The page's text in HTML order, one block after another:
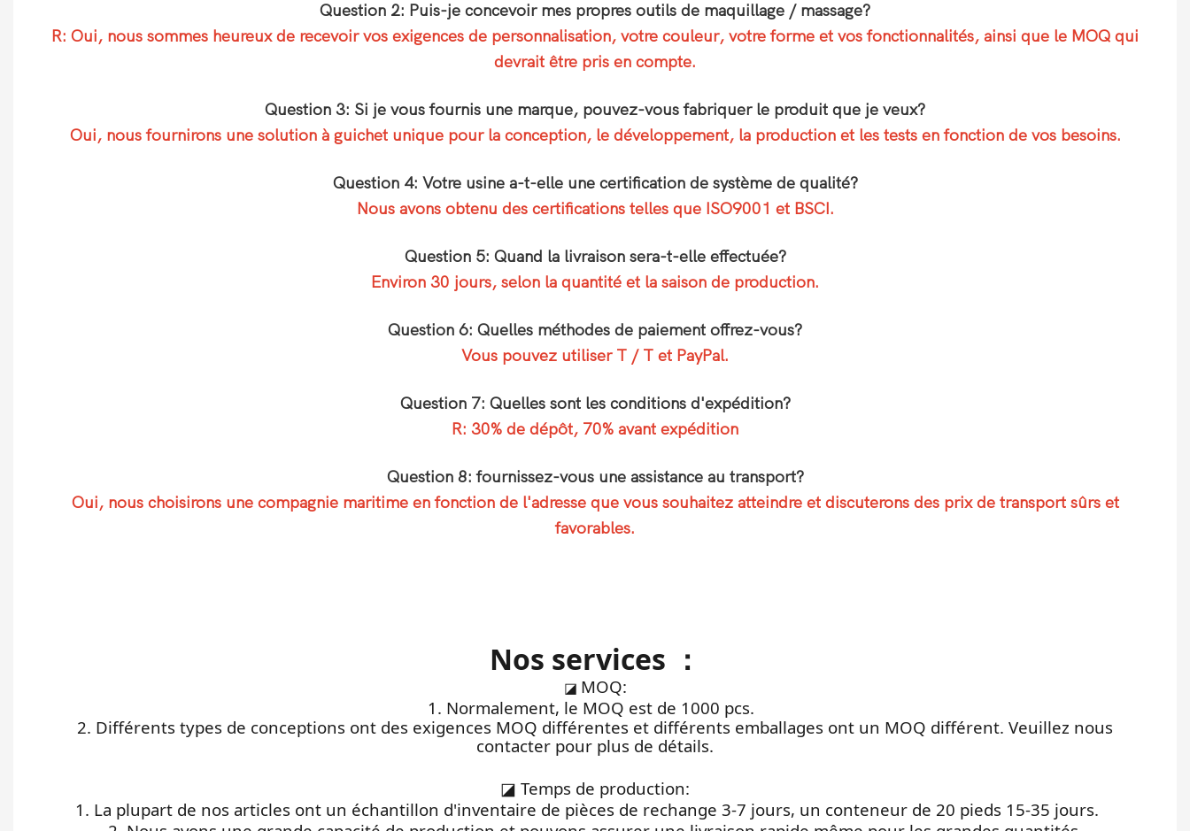
Question 2: Puis-je concevoir mes propres outils de maquillage / massage?
R: Oui, nous sommes heureux de recevoir vos exigences de personnalisation, votre couleur, votre forme et vos fonctionnalités, ainsi que le MOQ qui
devrait être pris en compte.
Question 3: Si je vous fournis une marque, pouvez-vous fabriquer le produit que je veux?
Oui, nous fournirons une solution à guichet unique pour la conception, le développement, la production et les tests en fonction de vos besoins.
Question 4: Votre usine a-t-elle une certification de système de qualité?
Nous avons obtenu des certifications telles que ISO9001 et BSCI.
Question 5: Quand la livraison sera-t-elle effectuée?
Environ 30 jours, selon la quantité et la saison de production.
Question 6: Quelles méthodes de paiement offrez-vous?
Vous pouvez utiliser T / T et PayPal.
Question 7: Quelles sont les conditions d'expédition?
R: 30% de dépôt, 70% avant expédition
Question 8: fournissez-vous une assistance au transport?
Oui, nous choisirons une compagnie maritime en fonction de l'adresse que vous souhaitez atteindre et discuterons des prix de transport sûrs et
favorables.
Nos services ：
◪ MOQ:
1. Normalement, le MOQ est de 1000 pcs.
2. Différents types de conceptions ont des exigences MOQ différentes et différents emballages ont un MOQ différent. Veuillez nous
contacter pour plus de détails.
◪ Temps de production:
1. La plupart de nos articles ont un échantillon d'inventaire de pièces de rechange 3-7 jours, un conteneur de 20 pieds 15-35 jours.